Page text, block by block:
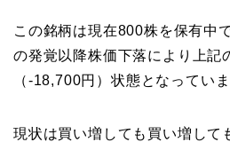
この銘柄は現在800株を保有中
の発覚以降株価下落により上記
（-18,700円）状態となっていま
現状は買い増しても買い増して